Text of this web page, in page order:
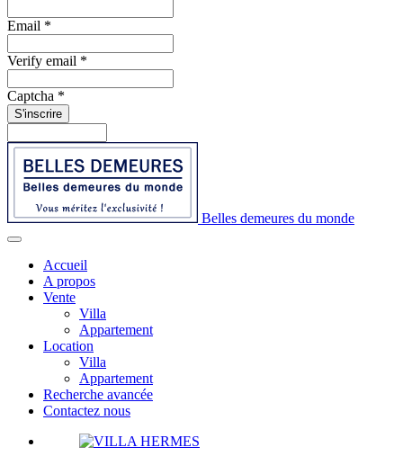
Email *
Verify email *
Captcha *
S'inscrire
Belles demeures du monde
Accueil
A propos
Vente
Villa
Appartement
Location
Villa
Appartement
Recherche avancée
Contactez nous